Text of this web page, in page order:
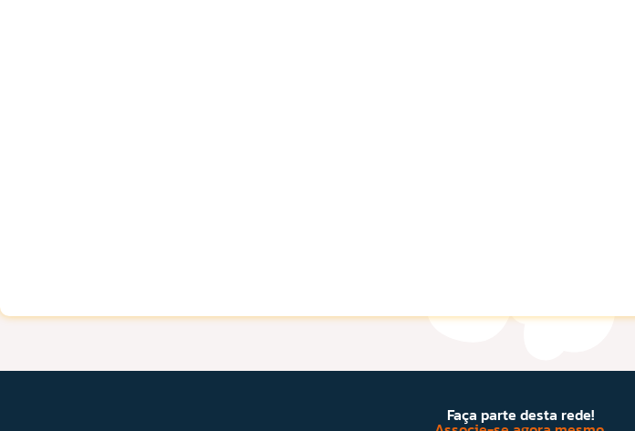
Faça parte desta rede!